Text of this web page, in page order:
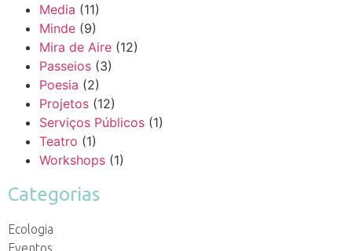
Media (11)
Minde (9)
Mira de Aire (12)
Passeios (3)
Poesia (2)
Projetos (12)
Serviços Públicos (1)
Teatro (1)
Workshops (1)
Categorias
Ecologia
Eventos